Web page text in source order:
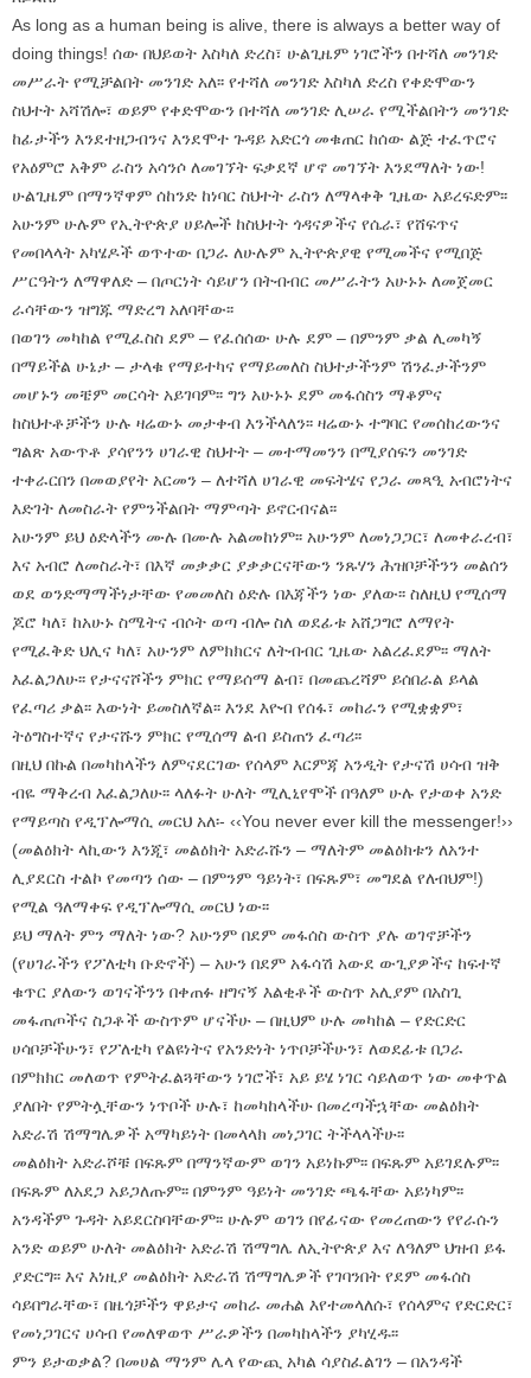
As long as a human being is alive, there is always a better way of
doing things! ሰው በህይወት እስካለ ድረስ፣ ሁልጊዜም ነገሮችን በተሻለ መንገድ
መሥራት የሚቻልበት መንገድ አለ፡፡ የተሻለ መንገድ እስካለ ድረስ የቀድሞውን
ስህተት አሻሽሎ፣ ወይም የቀድሞውን በተሻለ መንገድ ሊሠራ የሚችልበትን መንገድ
ከፊታችን እንደተዘጋብንና እንደሞተ ጉዳይ አድርጎ መቁጠር ከሰው ልጅ ተፈጥሮና
የአዕምሮ አቅም ራስን አሳንሶ ለመገኘት ፍቃደኛ ሆኖ መገኘት እንደማለት ነው!
ሁልጊዜም በማንኛዋም ሰከንድ ከነባር ስህተት ራስን ለማላቀቅ ጊዜው አይረፍድም፡፡
አሁንም ሁሉም የኢትዮጵያ ሀይሎች ከስህተት ጎዳናዎችና የሴራ፣ የሸፍጥና
የመበላላት አካሄዶች ወጥተው በጋራ ለሁሉም ኢትዮጵያዊ የሚመችና የሚበጅ
ሥርዓትን ለማዋለድ – በጦርነት ሳይሆን በትብብር መሥራትን አሁኑኑ ለመጀመር
ራሳቸውን ዝግጁ ማድረግ አለባቸው፡፡
በወገን መካከል የሚፈስስ ደም – የፈሰሰው ሁሉ ደም – በምንም ቃል ሊመካኝ
በማይችል ሁኔታ – ታላቁ የማይተካና የማይመለስ ስህተታችንም ሽንፈታችንም
መሆኑን መቼም መርሳት አይገባም፡፡ ግን አሁኑኑ ደም መፋሰስን ማቆምና
ከስህተቶቻችን ሁሉ ዛሬውኑ መታቀብ እንችላለን፡፡ ዛሬውኑ ተግባር የመሰከረውንና
ግልጽ አውጥቶ ያሳየንን ሀገራዊ ስህተት – መተማመንን በሚያሰፍን መንገድ
ተቀራርበን በመወያየት አርመን – ለተሻለ ሀገራዊ መፍትሄና የጋራ መጻዒ አብሮነትና
እድገት ለመስራት የምንችልበት ማምጣት ይኖርብናል፡፡
አሁንም ይህ ዕድላችን ሙሉ በሙሉ አልመከነም፡፡ አሁንም ለመነጋጋር፣ ለመቀራረብ፣
እና አብሮ ለመስራት፣ በእኛ መቃቃር ያቃቃርናቸውን ንጹሃን ሕዝቦቻችንን መልሰን
ወደ ወንድማማችነታቸው የመመለስ ዕድሉ በእጃችን ነው ያለው፡፡ ስለዚህ የሚሰማ
ጆሮ ካለ፣ ከአሁኑ ስሜትና ብሶት ወጣ ብሎ ስለ ወደፊቱ አሸጋግሮ ለማየት
የሚፈቅድ ህሊና ካለ፣ አሁንም ለምክክርና ለትብብር ጊዜው አልረፈደም፡፡ ማለት
እፈልጋለሁ፡፡ የታናናሾችን ምክር የማይሰማ ልብ፣ በመጨረሻም ይሰበራል ይላል
የፈጣሪ ቃል፡፡ እውነት ይመስለኛል፡፡ እንደ እዮብ የሰፋ፣ መከራን የሚቋቋም፣
ትዕግስተኛና የታናሹን ምክር የሚሰማ ልብ ይስጠን ፈጣሪ፡፡
በዚህ በኩል በመካከላችን ለምናደርገው የሰላም እርምጃ አንዲት የታናሽ ሀሳብ ዝቅ
ብዬ ማቅረብ እፈልጋለሁ፡፡ ላለፉት ሁለት ሚሊኒየሞች በዓለም ሁሉ የታወቀ አንድ
የማይጣስ የዲፕሎማሲ መርህ አለ፡- ‹‹You never ever kill the messenger!››
(መልዕክት ላኪውን እንጂ፣ መልዕክት አድራሹን – ማለትም መልዕክቱን ለአንተ
ሊያደርስ ተልኮ የመጣን ሰው – በምንም ዓይነት፣ በፍጹም፣ መግደል የለብህም!)
የሚል ዓለማቀፍ የዲፕሎማሲ መርህ ነው፡፡
ይህ ማለት ምን ማለት ነው? አሁንም በደም መፋሰስ ውስጥ ያሉ ወገኖቻችን
(የሀገራችን የፖለቲካ ቡድኖች) – አሁን በደም አፋሳሽ አውደ ውጊያዎችና ከፍተኛ
ቁጥር ያለውን ወገናችንን በቀጠፉ ዘግናኝ እልቂቶች ውስጥ አሊያም በአስጊ
መፋጠጦችና ስጋቶች ውስጥም ሆናችሁ – በዚህም ሁሉ መካከል – የድርድር
ሀሳቦቻችሁን፣ የፖለቲካ የልዩነትና የአንድነት ነጥቦቻችሁን፣ ለወደፊቱ በጋራ
በምክክር መለወጥ የምትፈልጓቸውን ነገሮች፣ አይ ይሄ ነገር ሳይለወጥ ነው መቀጥል
ያለበት የምትሏቸውን ነጥቦች ሁሉ፣ ከመካከላችሁ በመረጣችኋቸው መልዕክት
አድራሽ ሽማግሌዎች አማካይነት በመላላክ መነጋገር ትችላላችሁ፡፡
መልዕክት አድራሾቹ በፍጹም በማንኛውም ወገን አይነኩም፡፡ በፍጹም አይገደሉም፡፡
በፍጹም ለአደጋ አይጋለጡም፡፡ በምንም ዓይነት መንገድ ጫፋቸው አይነካም፡፡
አንዳችም ጉዳት አይደርስባቸውም፡፡ ሁሉም ወገን በየፊናው የመረጠውን የየራሱን
አንድ ወይም ሁለት መልዕክት አድራሽ ሽማግሌ ለኢትዮጵያ እና ለዓለም ህዝብ ይፋ
ያድርግ፡፡ እና እነዚያ መልዕክት አድራሽ ሽማግሌዎች የገባንበት የደም መፋሰስ
ሳይበግራቸው፣ በዜጎቻችን ዋይታና መከራ መሐል እየተመላለሱ፣ የሰላምና የድርድር፣
የመነጋገርና ሀሳብ የመለዋወጥ ሥራዎችን በመካከላችን ያካሂዱ፡፡
ምን ይታወቃል? በመሀል ማንም ሌላ የውጪ አካል ሳያስፈልገን – በአንዳች